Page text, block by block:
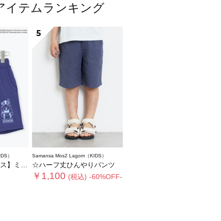
イテムランキング
）
フパンツ
5
Samansa Mos2 Lagom（KIDS）
☆ハーフ丈ひんやりパンツ
￥1,100 (税込) -60%OFF-